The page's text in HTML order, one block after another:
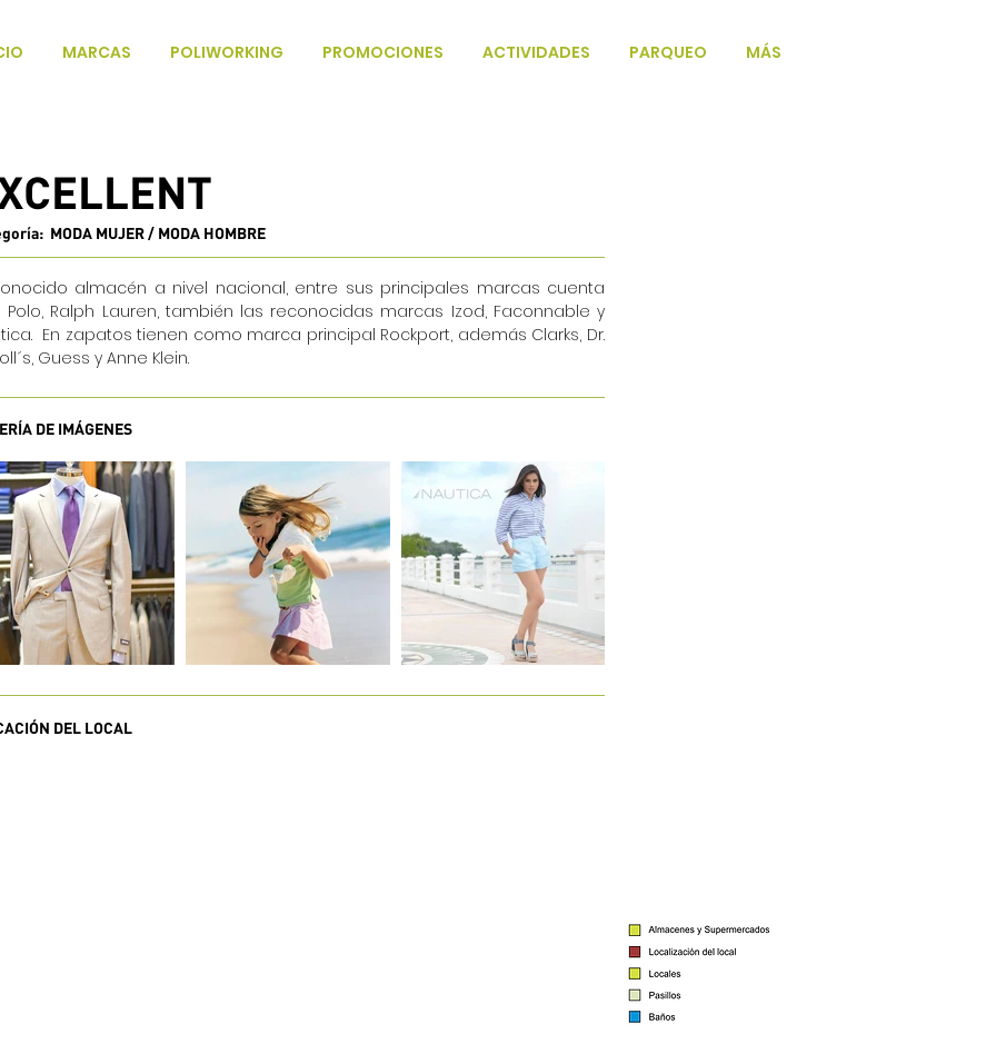
MARCAS POLIWORKING PROMOCIONES ACTIVIDADES PARQUEO MÁS
MODA MUJER / MODA HOMBRE
almacén a nivel nacional, entre sus principales marcas cuenta
Polo, Ralph Lauren, también las reconocidas marcas Izod, Faconnable y
En zapatos tienen como marca principal Rockport, además Clarks, Dr.
Guess y Anne Klein.
DE IMÁGENES
DEL LOCAL